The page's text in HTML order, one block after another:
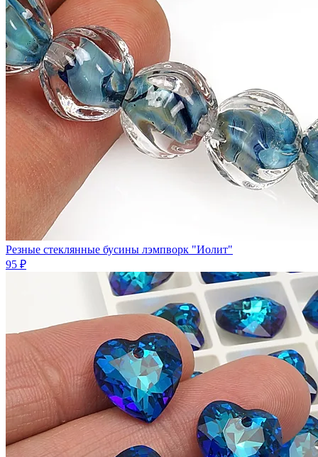
Резные стеклянные бусины лэмпворк "Иолит"
95 ₽